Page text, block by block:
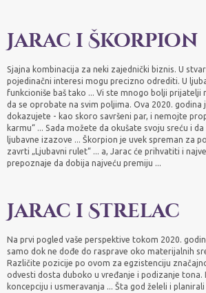
Jarac i Škorpion
Sjajna kombinacija za neki zajednički biznis. U
pojedinačni interesi mogu precizno odrediti. U
funkcioniše baš tako ... Vi ste mnogo bolji prijatelji
da se oprobate na svim poljima. Ova 2020. godina
dokazujete - kao skoro savršeni par, i nemojte
karmu“ ... Sada možete da okušate svoju sreću i
ljubavne izazove ... Škorpion je uvek spreman za
zavrti „Ljubavni rulet“ ... a, Jarac će prihvatiti i
prepoznaje da dobija najveću premiju ...
Jarac i Strelac
Na prvi pogled vaše perspektive tokom 2020.
samo dok ne dođe do rasprave oko materijalnih
Različite pozicije po ovom za egzistenciju
odvesti dosta duboko u vređanje i podizanje
koncepciju i usmeravanja ... Šta god želeli i